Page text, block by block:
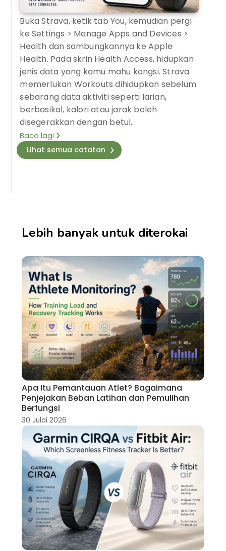
Buka Strava, ketik tab You, kemudian pergi
ke Settings > Manage Apps and Devices >
Health dan sambungkannya ke Apple
Health. Pada skrin Health Access, hidupkan
jenis data yang kamu mahu kongsi. Strava
memerlukan Workouts dihidupkan sebelum
sebarang data aktiviti seperti larian,
berbasikal, kalori atau jarak boleh
disegerakkan dengan betul.
Baca lagi
Lihat semua catatan
Lebih banyak untuk diterokai
Apa Itu Pemantauan Atlet? Bagaimana
Penjejakan Beban Latihan dan Pemulihan
Berfungsi
30 Julai 2026